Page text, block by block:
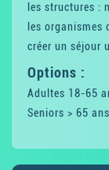
les structures :
les
créer un séjour
Options :
Adultes 18-65
Seniors > 65 ans